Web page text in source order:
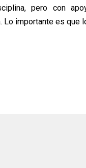
pero con
Lo importante es que